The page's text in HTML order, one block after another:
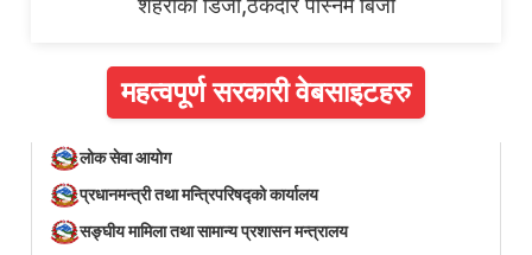
शहरीका डिजी,ठेकेदार पोस्नमै बिजी
महत्वपूर्ण सरकारी वेबसाइटहरु
लोक सेवा आयोग
प्रधानमन्त्री तथा मन्त्रिपरिषद्को कार्यालय
सङ्घीय मामिला तथा सामान्य प्रशासन मन्त्रालय